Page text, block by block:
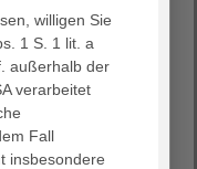
Gast, so wie er
und Fähigkeiten
Pflege ist, die
willigen Sie
1 S. 1 lit. a
außerhalb der
verarbeitet
Fall
insbesondere